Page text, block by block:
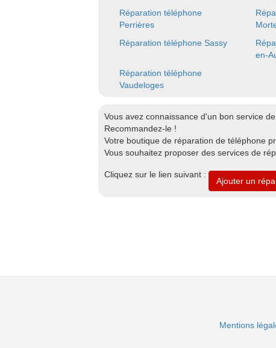
Réparation téléphone
Perrières
Réparation téléphone Sassy
en-
Réparation téléphone
Vaudeloges
Vous avez connaissance d'un bon service
Recommandez-le !
Votre boutique de réparation de téléphone
Vous souhaitez proposer des services de
Cliquez sur le lien suivant :
Ajouter un
Mentions